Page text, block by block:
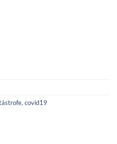
, covid19